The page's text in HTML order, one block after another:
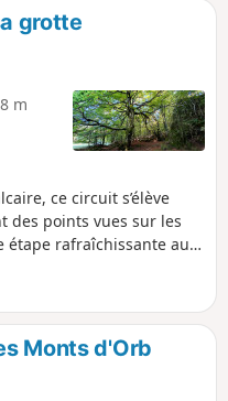
grotte
m
ce circuit s’élève
des points vues sur les
étape rafraîchissante au
puis traverse le
Monts d'Orb